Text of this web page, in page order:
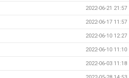
2022-06-21 21:57
2022-06-17 11:57
2022-06-10 12:27
2022-06-10 11:10
2022-06-03 11:18